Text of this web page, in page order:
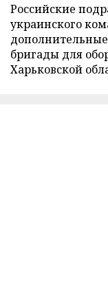
Российские
украинского
бригады для
Харьковской